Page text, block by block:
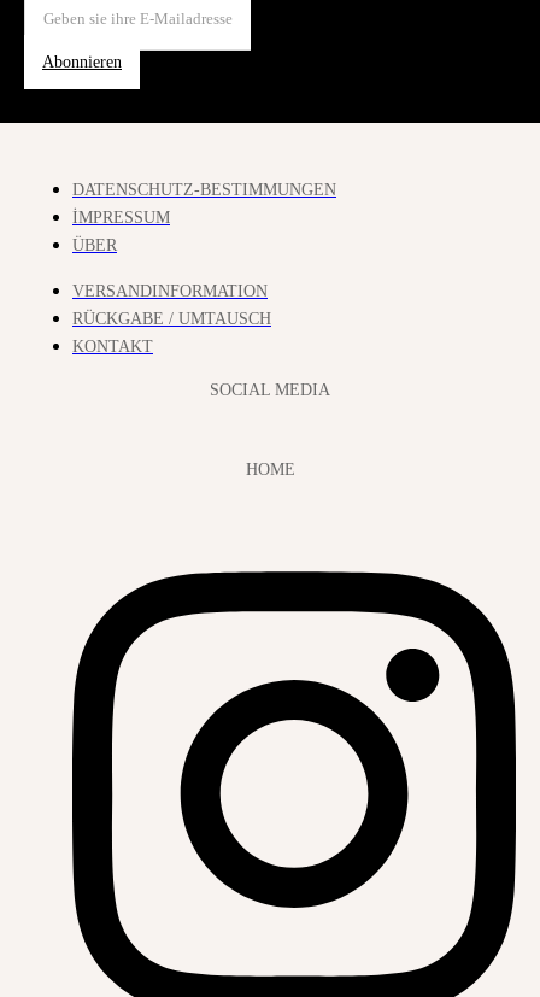
Abonnieren
DATENSCHUTZ-BESTIMMUNGEN
İMPRESSUM
ÜBER
VERSANDINFORMATION
RÜCKGABE / UMTAUSCH
KONTAKT
SOCIAL MEDIA
HOME